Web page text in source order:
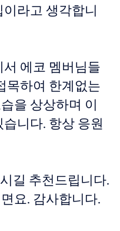
라고 생각합니
에코 멤버님들
목하여 한계없는
을 상상하며 이
니다. 항상 응원
길 추천드립니다.
요. 감사합니다.